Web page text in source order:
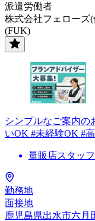
派遣労働者
株式会社フェローズ
(FUK)
シンプルなご案内の
いOK #未経験OK #
量販店スタッフ
勤務地
面接地
鹿児島県出水市六月